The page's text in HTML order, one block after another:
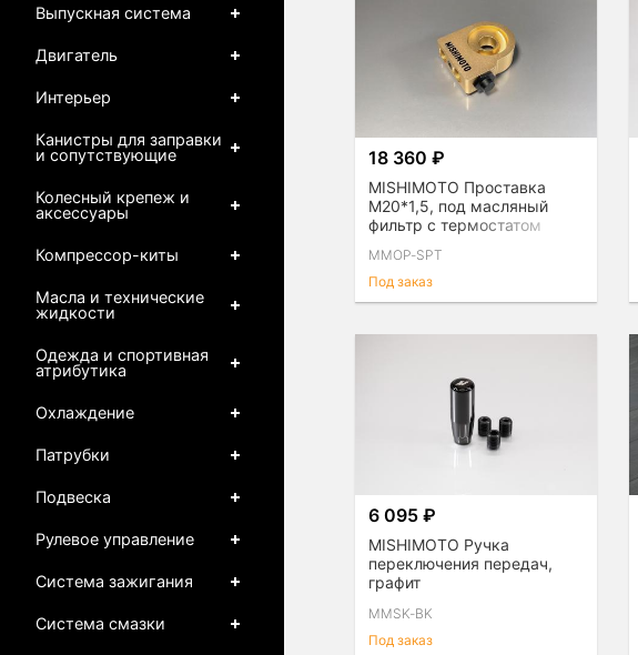
18 360 ₽
MISHIMOTO Проставка
М20*1,5, под масляный
фильтр с термостатом
MMOP-SPT
Под заказ
6 095 ₽
MISHIMOTO Ручка
переключения передач,
графит
MMSK-BK
Под заказ
Выпускная система
Двигатель
Интерьер
Канистры для заправки
и сопутствующие
Колесный крепеж и
аксессуары
Компрессор-киты
Масла и технические
жидкости
Одежда и спортивная
атрибутика
Охлаждение
Патрубки
Подвеска
Рулевое управление
Система зажигания
Система смазки